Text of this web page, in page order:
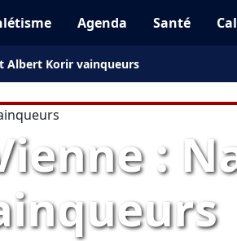
Agenda Santé
Albert Korir vainqueurs
: